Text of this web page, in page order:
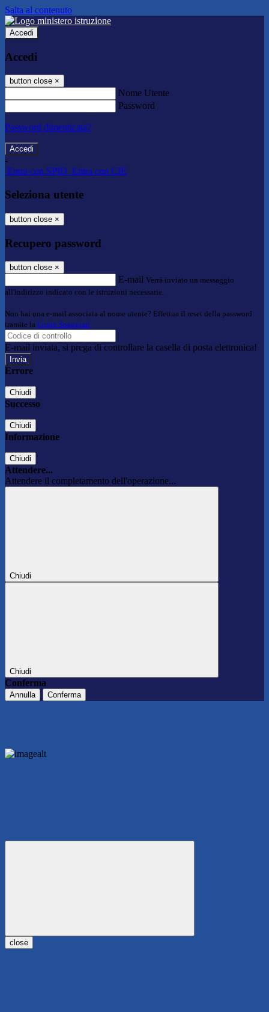
Salta al contenuto
Accedi
Accedi
button close ×
Nome Utente
Password
Password dimenticata?
-
Entra con SPID Entra con CIE
Seleziona utente
button close ×
Recupero password
button close ×
E-mail Verrà inviato un messaggio
all'indirizzo indicato con le istruzioni necessarie.
Non hai una e-mail associata al nome utente? Effettua il reset della password
tramite la Login Spaggiari
E-mail inviata, si prega di controllare la casella di posta elettronica!
Errore
Chiudi
Successo
Chiudi
Informazione
Chiudi
Attendere...
Attendere il completamento dell'operazione...
Chiudi
Chiudi
Conferma
Annulla Conferma
close